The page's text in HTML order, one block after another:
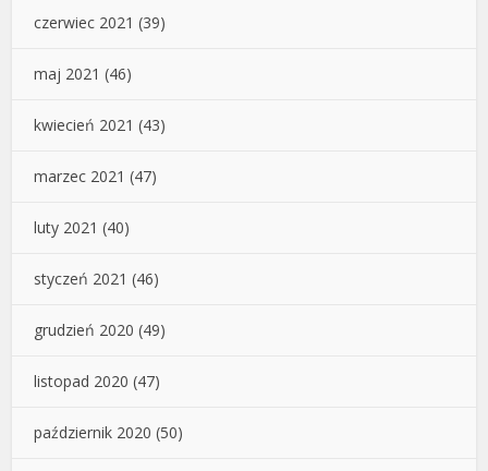
czerwiec 2021 (39)
maj 2021 (46)
kwiecień 2021 (43)
marzec 2021 (47)
luty 2021 (40)
styczeń 2021 (46)
grudzień 2020 (49)
listopad 2020 (47)
październik 2020 (50)